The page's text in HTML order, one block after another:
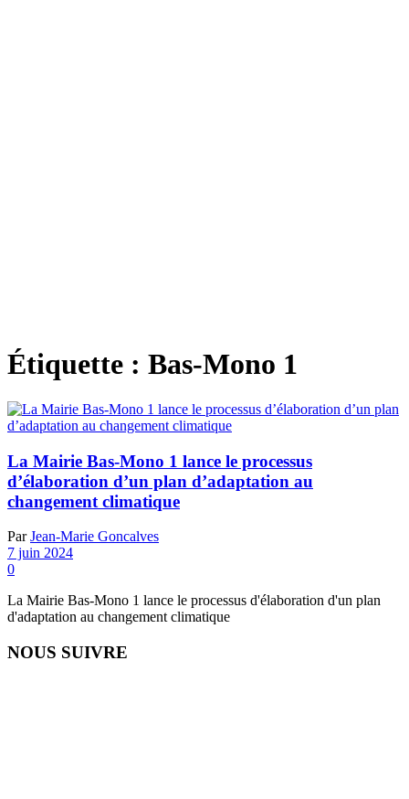
Étiquette : Bas-Mono 1
La Mairie Bas-Mono 1 lance le processus
d’élaboration d’un plan d’adaptation au
changement climatique
Par Jean-Marie Goncalves
7 juin 2024
0
La Mairie Bas-Mono 1 lance le processus d'élaboration d'un plan
d'adaptation au changement climatique
NOUS SUIVRE